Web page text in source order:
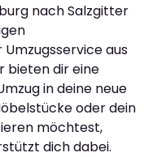
nach Salzgitter
aus
bieten dir eine
in deine neue
oder dein
möchtest,
dich dabei.